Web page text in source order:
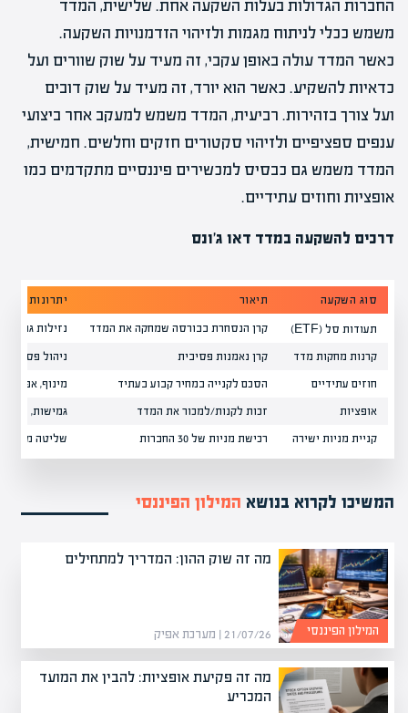
החברות הגדולות בעלות השקעה אחת. שלישית, המדד
משמש ככלי לניתוח מגמות ולזיהוי הזדמנויות השקעה.
כאשר המדד עולה באופן עקבי, זה מעיד על שוק שוורים ועל
כדאיות להשקיע. כאשר הוא יורד, זה מעיד על שוק דובים
ועל צורך בזהירות. רביעית, המדד משמש למעקב אחר ביצועי
ענפים ספציפיים ולזיהוי סקטורים חזקים וחלשים. חמישית,
המדד משמש גם כבסיס למכשירים פיננסיים מתקדמים כמו
אופציות וחוזים עתידיים.
דרכים להשקעה במדד דאו ג'ונס
סוג השקעה תיאור יתרונות
תעודות סל (ETF) קרן הנסחרת בבורסה שמחקה את המדד נזילות גבוהה,
קרנות מחקות מדד קרן נאמנות פסיבית ניהול פסיבי,
חוזים עתידיים הסכם לקנייה במחיר קבוע בעתיד מינוף,
אופציות זכות לקנות/למכור את המדד גמישות, הגנה
קניית מניות ישירה רכישת מניות של 30 החברות שליטה מלאה,
המשיכו לקרוא בנושא המילון הפיננסי
מה זה שוק ההון: המדריך למתחילים
21/07/26 | מערכת אפיק המילון הפיננסי
מה זה פקיעת אופציות: להבין את המועד
המכריע